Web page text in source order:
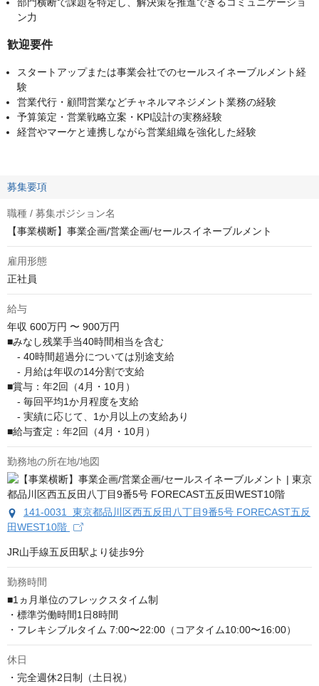
部門横断で課題を特定し、解決策を推進できるコミュニケーショ
ン力
歓迎要件
スタートアップまたは事業会社でのセールスイネーブルメント経
験
営業代行・顧問営業などチャネルマネジメント業務の経験
予算策定・営業戦略立案・KPI設計の実務経験
経営やマーケと連携しながら営業組織を強化した経験
募集要項
職種 / 募集ポジション名
【事業横断】事業企画/営業企画/セールスイネーブルメント
雇用形態
正社員
給与
年収 600万円 〜 900万円
■みなし残業手当40時間相当を含む
- 40時間超過分については別途支給
- 月給は年収の14分割で支給
■賞与：年2回（4月・10月）
- 毎回平均1か月程度を支給
- 実績に応じて、1か月以上の支給あり
■給与査定：年2回（4月・10月）
勤務地の所在地/地図
141-0031 東京都品川区西五反田八丁目9番5号 FORECAST五反
田WEST10階
JR山手線五反田駅より徒歩9分
勤務時間
■1ヵ月単位のフレックスタイム制
・標準労働時間1⽇8時間
・フレキシブルタイム 7:00〜22:00（コアタイム10:00〜16:00）
休日
・完全週休2日制（土日祝）